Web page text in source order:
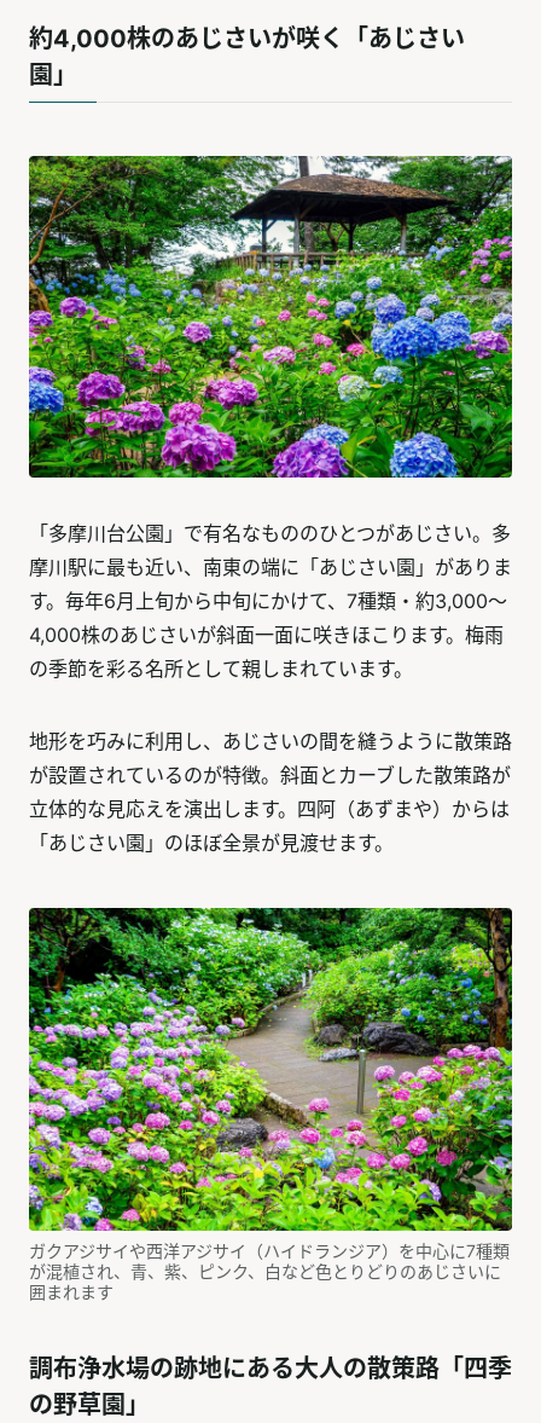
約4,000株のあじさいが咲く「あじさい
園」
「多摩川台公園」で有名なもののひとつがあじさい。多
摩川駅に最も近い、南東の端に「あじさい園」がありま
す。毎年6月上旬から中旬にかけて、7種類・約3,000〜
4,000株のあじさいが斜面一面に咲きほこります。梅雨
の季節を彩る名所として親しまれています。
地形を巧みに利用し、あじさいの間を縫うように散策路
が設置されているのが特徴。斜面とカーブした散策路が
立体的な見応えを演出します。四阿（あずまや）からは
「あじさい園」のほぼ全景が見渡せます。
ガクアジサイや西洋アジサイ（ハイドランジア）を中心に7種類
が混植され、青、紫、ピンク、白など色とりどりのあじさいに
囲まれます
調布浄水場の跡地にある大人の散策路「四季
の野草園」